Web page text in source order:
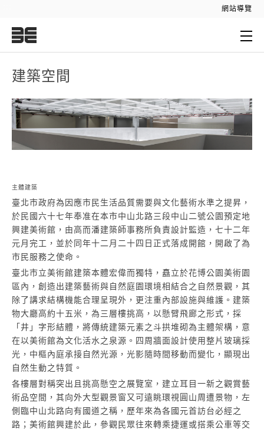
網站導覽
建築空間
主體建築
臺北市政府為因應市民生活品質需要與文化藝術水準之提昇，
於民國六十七年奉准在本市中山北路三段中山二號公園預定地
興建美術館，由高而潘建築師事務所負責設計監造，七十二年
元月完工，並於同年十二月二十四日正式落成開館，開啟了為
市民服務之使命。
臺北市立美術館建築本體宏偉而獨特，矗立於花博公園美術園
區內，創造出建築藝術與自然庭園環境相結合之自然景觀，其
除了講求結構機能合理呈現外，更注重內部設施與維護。建築
物大廳高約十五米，為三層樓挑高，以懸臂飛廊之形式，採
「井」字形結體，將傳統建築元素之斗拱堆砌為主體架構，意
在以美術館為文化活水之泉源。四周牆面設計使用整片玻璃採
光，中樞內庭承接自然光源，光影隨時間移動而變化，顯現出
自然生動之特質。
各樓層對稱突出且挑高懸空之展覽室，建立耳目一新之觀賞藝
術品空間，其向外大型觀景窗又可遠眺環視圓山周遭景物，左
側臨中山北路向有國道之稱，歷年來為各國元首訪台必經之
路；美術館興建於此，參觀民眾往來轉乘捷運或搭乘公車等交